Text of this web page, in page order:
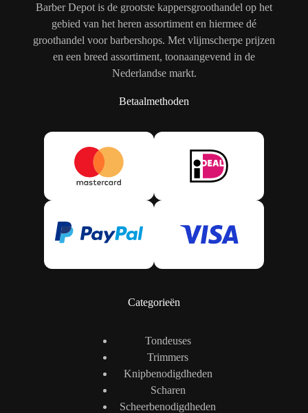
Barber Depot is de grootste kappersgroothandel op het
gebied van het heren assortiment en hiermee dé
groothandel voor barbershops. Met vlijmscherpe prijzen
en een breed assortiment, toonaangevend in de
Nederlandse markt.
Betaalmethoden
Categorieën
Tondeuses
Trimmers
Knipbenodigdheden
Scharen
Scheerbenodigdheden